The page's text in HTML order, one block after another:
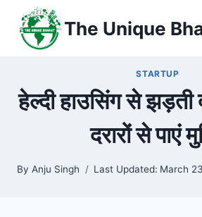
content
The Unique
STARTUP
हेल्दी हाउसिंग से झड़ती
दरारों से पाएं
By Anju Singh Last Updated: March